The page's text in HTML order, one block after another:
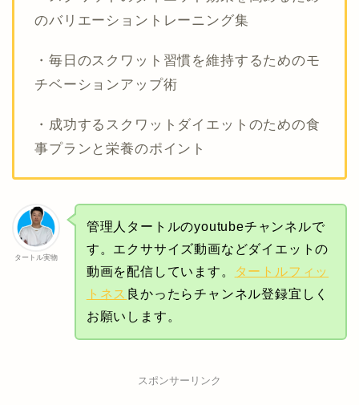
のバリエーショントレーニング集
・毎日のスクワット習慣を維持するためのモ
チベーションアップ術
・成功するスクワットダイエットのための食
事プランと栄養のポイント
タートル実物
管理人タートルのyoutubeチャンネルで
す。エクササイズ動画などダイエットの
動画を配信しています。
タートルフィッ
トネス 良かったらチャンネル登録宜しく
お願いします。
スポンサーリンク